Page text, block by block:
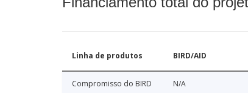
Linha de produtos BIRD/AID
Compromisso do BIRD N/A